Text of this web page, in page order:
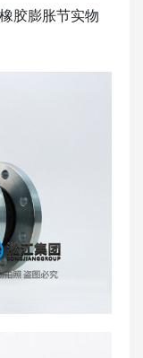
胶膨胀节实物